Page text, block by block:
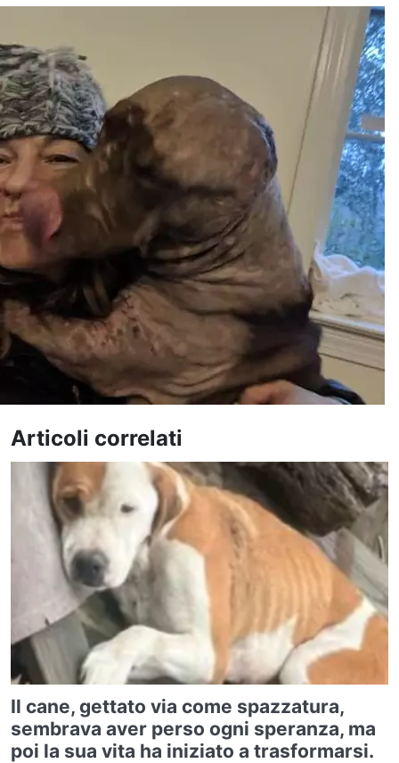
Articoli correlati
Il cane, gettato via come spazzatura,
sembrava aver perso ogni speranza, ma
poi la sua vita ha iniziato a trasformarsi.